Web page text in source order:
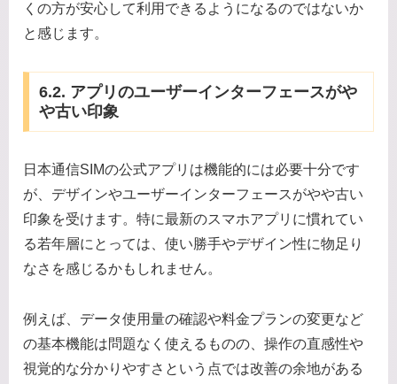
くの方が安心して利用できるようになるのではないか
と感じます。
6.2. アプリのユーザーインターフェースがや
や古い印象
日本通信SIMの公式アプリは機能的には必要十分です
が、デザインやユーザーインターフェースがやや古い
印象を受けます。特に最新のスマホアプリに慣れてい
る若年層にとっては、使い勝手やデザイン性に物足り
なさを感じるかもしれません。
例えば、データ使用量の確認や料金プランの変更など
の基本機能は問題なく使えるものの、操作の直感性や
視覚的な分かりやすさという点では改善の余地がある